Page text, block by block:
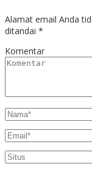
Alamat email Anda
ditandai *
Komentar